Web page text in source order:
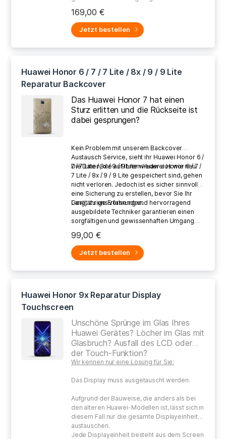
Ihres defekten Gerätes.
169,00 €
Jetzt bestellen
Huawei Honor 6 / 7 / 7 Lite / 8x / 9 / 9 Lite
Reparatur Backcover
Das Huawei Honor 7 hat einen
Sturz erlitten und die Rückseite ist
dabei gesprungen?
Kein Problem mit unserem Backcover
Austausch Service, sieht ihr Huawei Honor 6 /
7 / 7 Lite / 8x / 9 / 9 Lite wieder aus wie neu.
Die Daten, die auf Ihrem Huawei Honor 6 / 7 /
7 Lite / 8x / 9 / 9 Lite gespeichert sind, gehen
nicht verloren. Jedoch ist es sicher sinnvoll,
eine Sicherung zu erstellen, bevor Sie Ihr
Gerät zu uns versenden.
Langjährige Erfahrung und hervorragend
ausgebildete Techniker garantieren einen
sorgfältigen und gewissenhaften Umgang
99,00 €
Jetzt bestellen
Huawei Honor 9x Reparatur Display
Touchscreen
Unschöne Sprünge im Glas Ihres
Huawei Gerätes? Löcher im Glas mit
Glasbruch? Ausfall des LCD oder
der Touch-Funktion?
Wir kennen nur eine Lösung für Sie:
Das Display muss ausgetauscht werden.
Aufgrund der Bauweise, die anders als bei
den älteren Huawei-Modellen ist, lässt sich in
diesem Fall nur die gesamte Displayeinheit
austauschen.
Jede Displayeinheit besteht aus dem Screen